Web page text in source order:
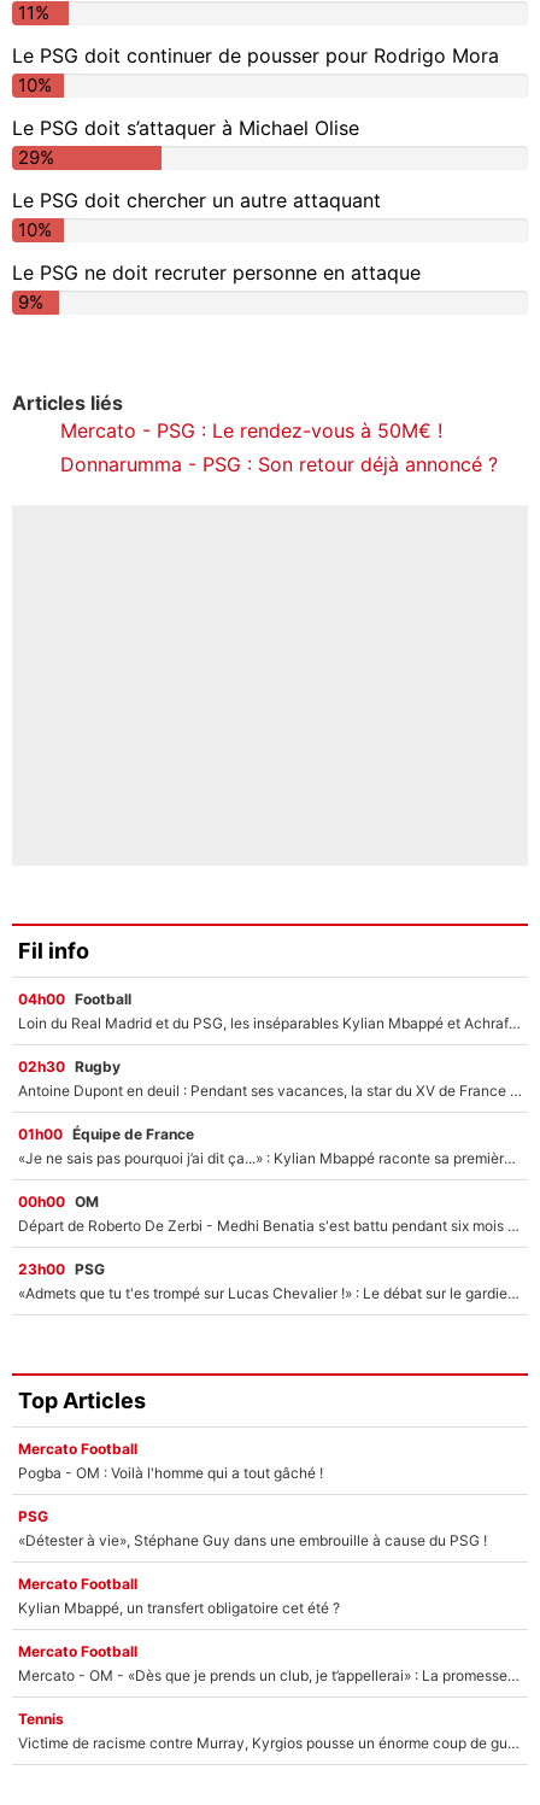
11%
Le PSG doit continuer de pousser pour Rodrigo Mora
10%
Le PSG doit s’attaquer à Michael Olise
29%
Le PSG doit chercher un autre attaquant
10%
Le PSG ne doit recruter personne en attaque
9%
Articles liés
Mercato - PSG : Le rendez-vous à 50M€ !
Donnarumma - PSG : Son retour déjà annoncé ?
Fil info
04h00 Football
Loin du Real Madrid et du PSG, les inséparables Kylian Mbappé et Achraf Hakimi changent d'équipe le temps d'une journée !
02h30 Rugby
Antoine Dupont en deuil : Pendant ses vacances, la star du XV de France a perdu sa grand-mère
01h00 Équipe de France
«Je ne sais pas pourquoi j’ai dit ça...» : Kylian Mbappé raconte sa première rencontre avec Zinédine Zidane (et c’est très drôle)
00h00 OM
Départ de Roberto De Zerbi - Medhi Benatia s'est battu pendant six mois pour le retenir à l'OM, le PSG a été le naufrage de trop : «Je pars avec toi»
23h00 PSG
«Admets que tu t'es trompé sur Lucas Chevalier !» : Le débat sur le gardien du PSG vire au clash à l'After Foot
Top Articles
Mercato Football
Pogba - OM : Voilà l'homme qui a tout gâché !
PSG
«Détester à vie», Stéphane Guy dans une embrouille à cause du PSG !
Mercato Football
Kylian Mbappé, un transfert obligatoire cet été ?
Mercato Football
Mercato - OM - «Dès que je prends un club, je t’appellerai» : La promesse de Marcelino au moment de claquer la porte
Tennis
Victime de racisme contre Murray, Kyrgios pousse un énorme coup de gueule !